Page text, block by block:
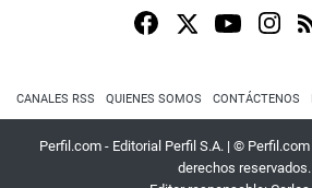
CANALES RSS QUIENES SOMOS CONTÁCTENOS
Perfil.com - Editorial Perfil S.A. | © Perfil.com
derechos reservados.